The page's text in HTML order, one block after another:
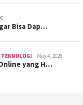
Bisa Dap…
TEKNOLOGI May 4, 2026
yang H…